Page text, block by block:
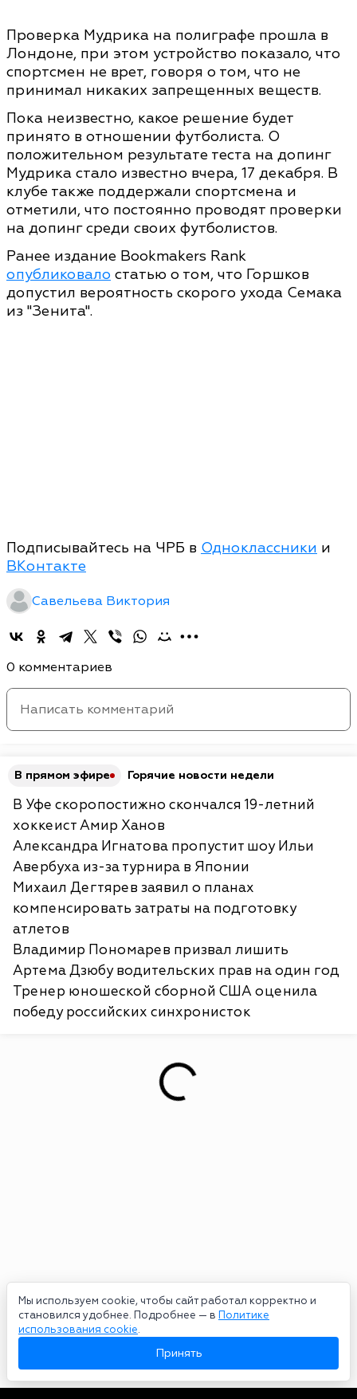
Мы используем cookie, чтобы сайт работал корректно и
становился удобнее. Подробнее — в Политике
использования cookie.
Принять
Проверка Мудрика на полиграфе прошла в
Лондоне, при этом устройство показало, что
спортсмен не врет, говоря о том, что не
принимал никаких запрещенных веществ.
Пока неизвестно, какое решение будет
принято в отношении футболиста. О
положительном результате теста на допинг
Мудрика стало известно вчера, 17 декабря. В
клубе также поддержали спортсмена и
отметили, что постоянно проводят проверки
на допинг среди своих футболистов.
Ранее издание Bookmakers Rank
опубликовало статью о том, что Горшков
допустил вероятность скорого ухода Семака
из "Зенита".
Подписывайтесь на ЧРБ в Одноклассники и
ВКонтакте
Савельева Виктория
0 комментариев
В прямом эфире Горячие новости недели
В Уфе скоропостижно скончался 19-летний
хоккеист Амир Ханов
Александра Игнатова пропустит шоу Ильи
Авербуха из-за турнира в Японии
Михаил Дегтярев заявил о планах
компенсировать затраты на подготовку
атлетов
Владимир Пономарев призвал лишить
Артема Дзюбу водительских прав на один год
Тренер юношеской сборной США оценила
победу российских синхронисток